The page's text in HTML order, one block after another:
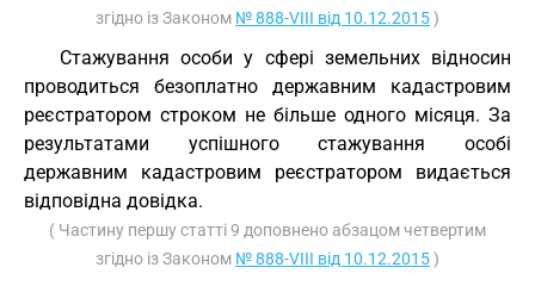
згідно із Законом № 888-VIII від 10.12.2015)
Стажування особи у сфері земельних відносин
проводиться безоплатно державним кадастровим
реєстратором строком не більше одного місяця. За
результатами успішного стажування особі
державним кадастровим реєстратором видається
відповідна довідка.
( Частину першу статті 9 доповнено абзацом четвертим
згідно із Законом № 888-VIII від 10.12.2015)